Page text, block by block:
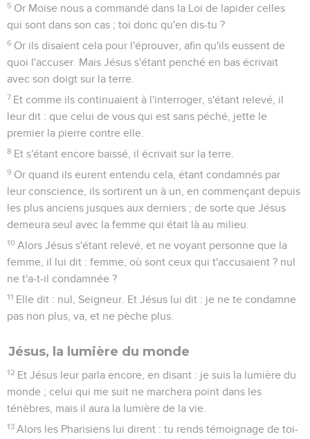
5 Or Moïse nous a commandé dans la Loi de lapider celles
qui sont dans son cas ; toi donc qu'en dis-tu ?
6 Or ils disaient cela pour l'éprouver, afin qu'ils eussent de
quoi l'accuser. Mais Jésus s'étant penché en bas écrivait
avec son doigt sur la terre.
7 Et comme ils continuaient à l'interroger, s'étant relevé, il
leur dit : que celui de vous qui est sans péché, jette le
premier la pierre contre elle.
8 Et s'étant encore baissé, il écrivait sur la terre.
9 Or quand ils eurent entendu cela, étant condamnés par
leur conscience, ils sortirent un à un, en commençant depuis
les plus anciens jusques aux derniers ; de sorte que Jésus
demeura seul avec la femme qui était là au milieu.
10 Alors Jésus s'étant relevé, et ne voyant personne que la
femme, il lui dit : femme, où sont ceux qui t'accusaient ? nul
ne t'a-t-il condamnée ?
11 Elle dit : nul, Seigneur. Et Jésus lui dit : je ne te condamne
pas non plus, va, et ne pèche plus.
Jésus, la lumière du monde
12 Et Jésus leur parla encore, en disant : je suis la lumière du
monde ; celui qui me suit ne marchera point dans les
ténèbres, mais il aura la lumière de la vie.
13 Alors les Pharisiens lui dirent : tu rends témoignage de toi-